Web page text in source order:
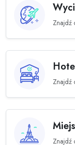
Znajdź
Znajdź
Znajdź